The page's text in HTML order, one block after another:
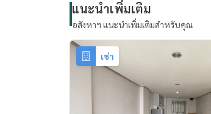
แนะนำเพิ่มเติม
อสังหาฯ แนะนำเพิ่มเติมสำหรับคุณ
เช่า